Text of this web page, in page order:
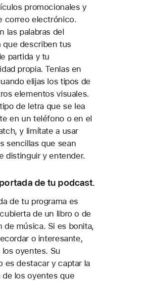
promocionales y
correo electrónico.
las palabras del
que describen tus
partida y tu
propia. Tenlas en
elijas los tipos de
elementos visuales.
de letra que se lea
en un teléfono o en el
y limítate a usar
sencillas que sean
distinguir y entender.
de tu podcast.
de tu programa es
de un libro o de
de música. Si es bonita,
o interesante,
los oyentes. Su
es destacar y captar la
los oyentes que